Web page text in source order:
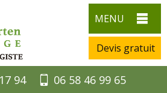
MENU
Devis gratuit
94 06 58 46 99 65